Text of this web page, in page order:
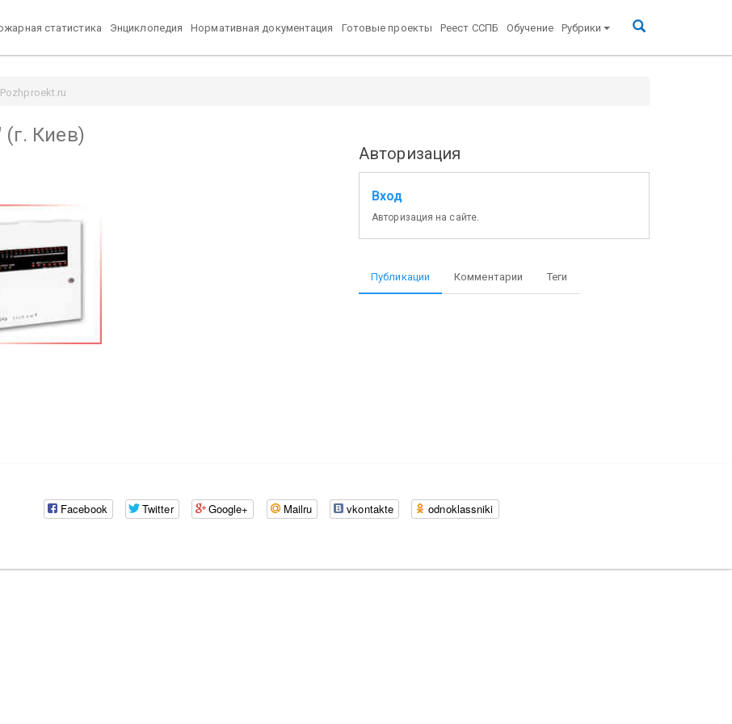
статистика Энциклопедия Нормативная документация Готовые проекты Реест ССПБ Обучение Рубрики
Киев)
Авторизация
Вход
Авторизация на сайте.
Публикации Комментарии Теги
Facebook Twitter Google+ Mailru vkontakte odnoklassniki